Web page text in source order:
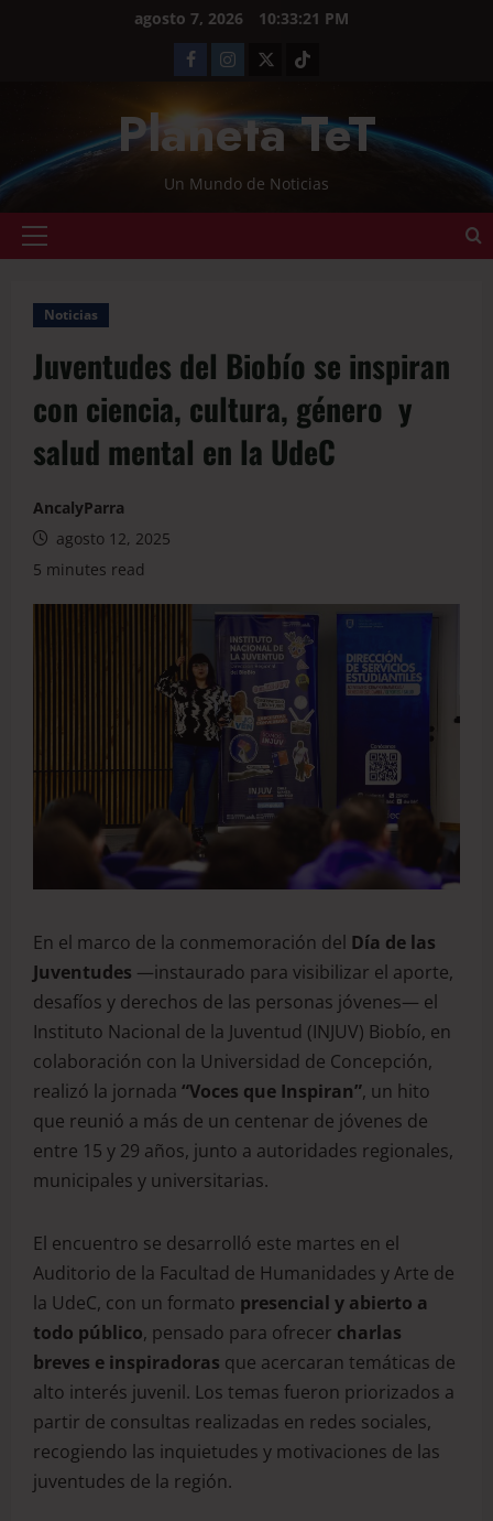
agosto 7, 2026 10:33:22 PM
Planeta TeT
Un Mundo de Noticias
Noticias
Juventudes del Biobío se inspiran
con ciencia, cultura, género y
salud mental en la UdeC
AncalyParra
agosto 12, 2025
5 minutes read
En el marco de la conmemoración del Día de las
Juventudes —instaurado para visibilizar el aporte,
desafíos y derechos de las personas jóvenes— el
Instituto Nacional de la Juventud (INJUV) Biobío, en
colaboración con la Universidad de Concepción,
realizó la jornada “Voces que Inspiran”, un hito
que reunió a más de un centenar de jóvenes de
entre 15 y 29 años, junto a autoridades regionales,
municipales y universitarias.
El encuentro se desarrolló este martes en el
Auditorio de la Facultad de Humanidades y Arte de
la UdeC, con un formato presencial y abierto a
todo público, pensado para ofrecer charlas
breves e inspiradoras que acercaran temáticas de
alto interés juvenil. Los temas fueron priorizados a
partir de consultas realizadas en redes sociales,
recogiendo las inquietudes y motivaciones de las
juventudes de la región.